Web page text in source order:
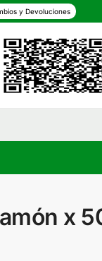
y Devoluciones
x